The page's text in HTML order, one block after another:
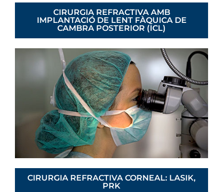
CIRURGIA REFRACTIVA AMB
IMPLANTACIÓ DE LENT FÀQUICA DE
CAMBRA POSTERIOR (ICL)
CIRURGIA REFRACTIVA CORNEAL: LASIK,
PRK